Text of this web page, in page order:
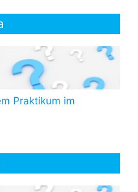
Praktikum im